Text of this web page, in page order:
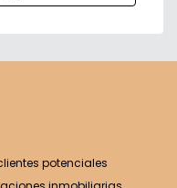
potenciales